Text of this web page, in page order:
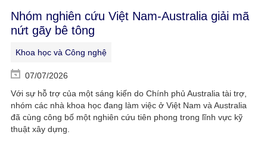
Nhóm nghiên cứu Việt Nam-Australia giải mã
nứt gãy bê tông
Khoa học và Công nghệ
07/07/2026
Với sự hỗ trợ của một sáng kiến do Chính phủ Australia tài trợ,
nhóm các nhà khoa học đang làm việc ở Việt Nam và Australia
đã cùng công bố một nghiên cứu tiên phong trong lĩnh vực kỹ
thuật xây dựng.